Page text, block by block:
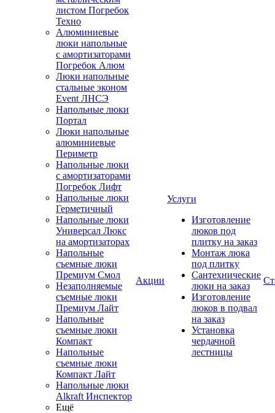
листом Погребок
Техно
Алюминиевые
люки напольные
с амортизаторами
Погребок Алюм
Люки напольные
стальные эконом
Event ЛНСЭ
Напольные люки
Портал
Люки напольные
алюминиевые
Периметр
Напольные люки
с амортизаторами
Погребок Лифт
Напольные люки
Герметичный
Напольные люки
Универсал Люкс
на амортизаторах
Напольные
съемные люки
Премиум Смол
Незаполняемые
съемные люки
Премиум Лайт
Напольные
съемные люки
Компакт
Напольные
съемные люки
Компакт Лайт
Напольные люки
Alkraft Инспектор
Ещё
Акции
Услуги
Изготовление
люков под
плитку на заказ
Монтаж люка
под плитку
Сантехнические
люки на заказ
Изготовление
люков в подвал
на заказ
Установка
чердачной
лестницы